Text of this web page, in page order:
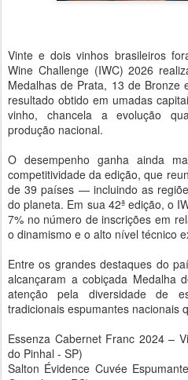
Vinte e dois vinhos brasileiros
Wine Challenge (IWC) 2026
Medalhas de Prata, 13 de Bronze
resultado obtido em umadas
vinho, chancela a evolução
produção nacional.
O desempenho ganha ainda
competitividade da edição, que
de 39 países — incluindo as
do planeta. Em sua 42ª edição, o
7% no número de inscrições em
o dinamismo e o alto nível técnico
Entre os grandes destaques do
alcançaram a cobiçada Medalha
atenção pela diversidade de
tradicionais espumantes nacionais
Essenza Cabernet Franc 2024 –
do Pinhal - SP)
Salton Évidence Cuvée